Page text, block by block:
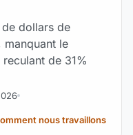
dollars de
le
de 31%
nous travaillons